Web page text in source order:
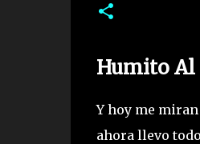
Humito Al
Y hoy me
ahora llevo